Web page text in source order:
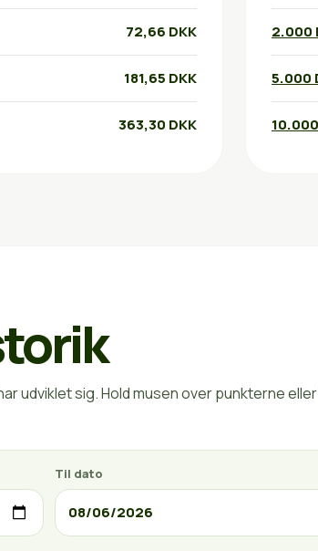
72,66 DKK
181,65 DKK
363,30 DKK
2.000
5.000
udviklet sig. Hold musen over punkterne
Til dato